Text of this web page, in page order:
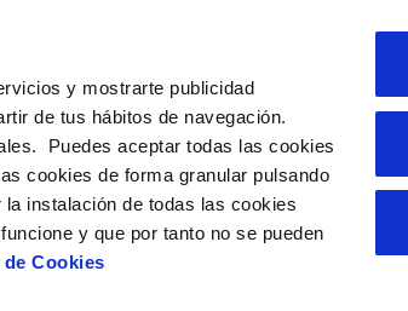
y mostrarte publicidad
de tus hábitos de navegación.
Puedes aceptar todas las cookies
cookies de forma granular pulsando
instalación de todas las cookies
y que por tanto no se pueden
Cookies
DE DATOS
datos bancarios
datos de domicilio
DE SERVICIO
compromisos
Counsel (Defensa del cliente)
DEL AGUA
de ahorro
contra la sequía
en curso
EMPLEO
Nuestros compromisos